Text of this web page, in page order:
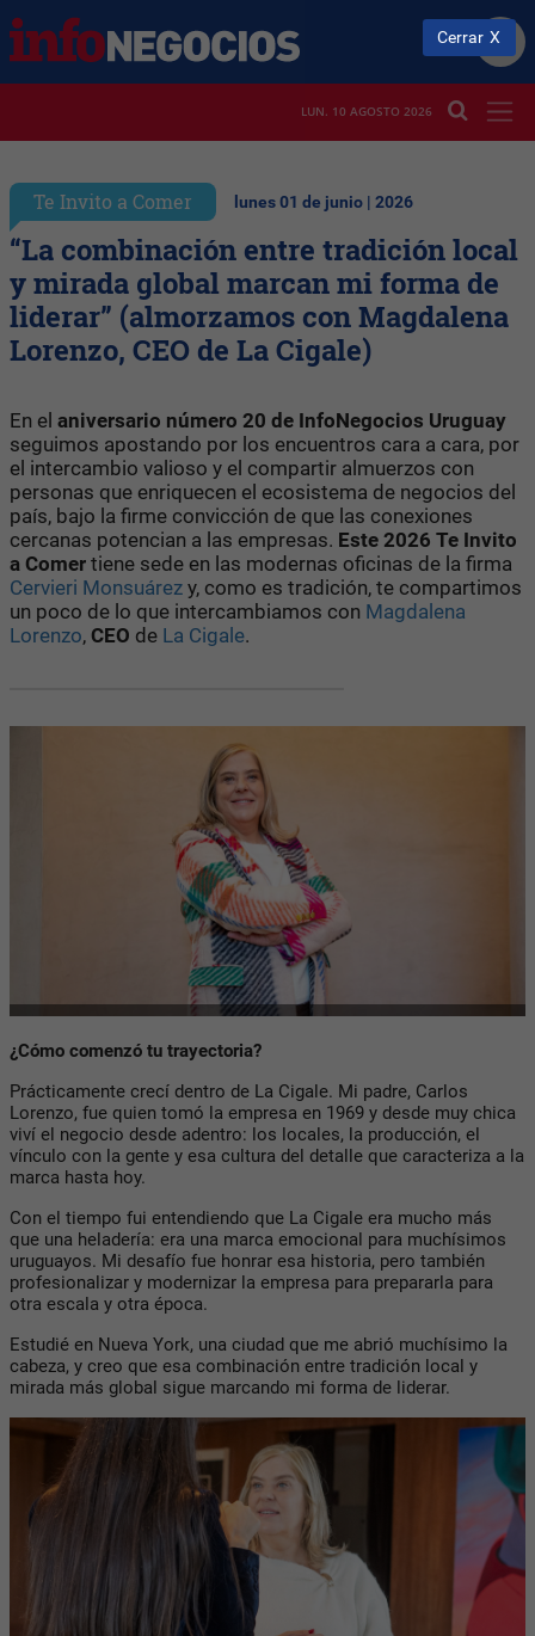
LUN. 10 AGOSTO 2026
Te Invito a Comer lunes 01 de junio | 2026
“La combinación entre tradición local
y mirada global marcan mi forma de
liderar” (almorzamos con Magdalena
Lorenzo, CEO de La Cigale)
En el aniversario número 20 de InfoNegocios Uruguay
seguimos apostando por los encuentros cara a cara, por
el intercambio valioso y el compartir almuerzos con
personas que enriquecen el ecosistema de negocios del
país, bajo la firme convicción de que las conexiones
cercanas potencian a las empresas. Este 2026 Te Invito
a Comer tiene sede en las modernas oficinas de la firma
Cervieri Monsuárez y, como es tradición, te compartimos
un poco de lo que intercambiamos con Magdalena
Lorenzo, CEO de La Cigale.
¿Cómo comenzó tu trayectoria?
Prácticamente crecí dentro de La Cigale. Mi padre, Carlos
Lorenzo, fue quien tomó la empresa en 1969 y desde muy chica
viví el negocio desde adentro: los locales, la producción, el
vínculo con la gente y esa cultura del detalle que caracteriza a la
marca hasta hoy.
Con el tiempo fui entendiendo que La Cigale era mucho más
que una heladería: era una marca emocional para muchísimos
uruguayos. Mi desafío fue honrar esa historia, pero también
profesionalizar y modernizar la empresa para prepararla para
otra escala y otra época.
Estudié en Nueva York, una ciudad que me abrió muchísimo la
cabeza, y creo que esa combinación entre tradición local y
mirada más global sigue marcando mi forma de liderar.
Cerrar